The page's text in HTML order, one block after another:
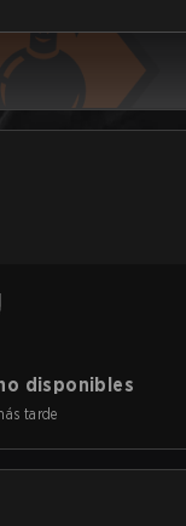
disponibles
tarde